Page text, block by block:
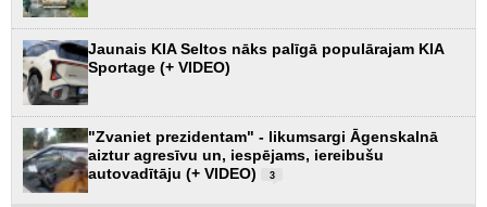
Jaunais KIA Seltos nāks palīgā populārajam KIA
Sportage (+ VIDEO)
"Zvaniet prezidentam" - likumsargi Āgenskalnā
aiztur agresīvu un, iespējams, iereibušu
autovadītāju (+ VIDEO)
3